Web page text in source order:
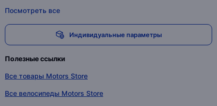
Посмотреть все
Индивидуальные параметры
Полезные ссылки
Все товары Motors Store
Все велосипеды Motors Store